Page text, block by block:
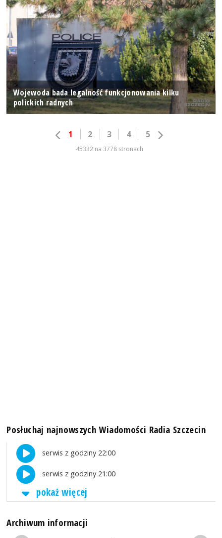
Wojewoda bada legalność funkcjonowania kilku
polickich radnych
1 2 3 4 5
45332 na 3778 stronach
Posłuchaj najnowszych Wiadomości Radia Szczecin
serwis z godziny 22:00
serwis z godziny 21:00
pokaż więcej
Archiwum informacji